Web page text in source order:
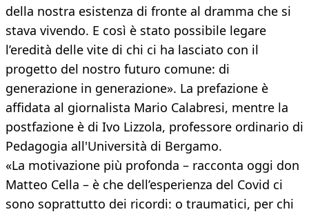
della nostra esistenza di fronte al dramma che si
stava vivendo. E così è stato possibile legare
l’eredità delle vite di chi ci ha lasciato con il
progetto del nostro futuro comune: di
generazione in generazione». La prefazione è
affidata al giornalista Mario Calabresi, mentre la
postfazione è di Ivo Lizzola, professore ordinario di
Pedagogia all'Università di Bergamo.
«La motivazione più profonda – racconta oggi don
Matteo Cella – è che dell’esperienza del Covid ci
sono soprattutto dei ricordi: o traumatici, per chi